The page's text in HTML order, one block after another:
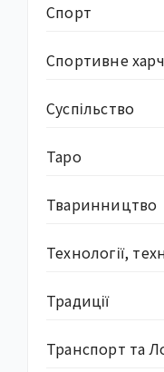
Спорт
Спортивне
Суcпільство
Таро
Тваринництво
Технології,
Традиції
Транспорт та